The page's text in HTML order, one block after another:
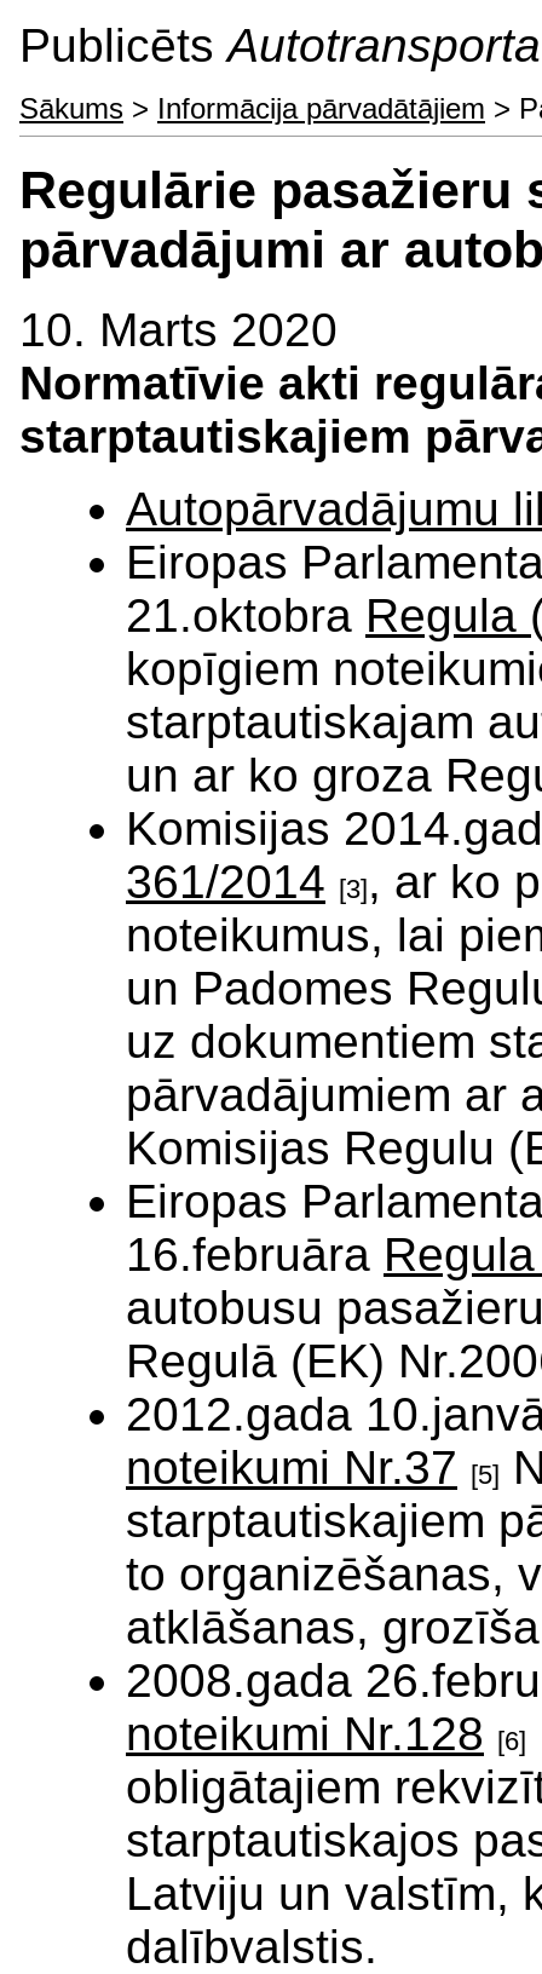
Publicēts
Sākums > Informācija pārvadātājiem >
Regulārie pasažieru
pārvadājumi ar
10. Marts 2020
Normatīvie akti
starptautiskajiem
Autopārvadājumu
Eiropas
21.oktobra Regula
kopīgiem
starptautiskajam
un ar ko groza
Komisijas
361/2014 [3], ar ko
noteikumus, lai
un Padomes
uz dokumentiem
pārvadājumiem ar
Komisijas Regulu
Eiropas
16.februāra
autobusu
Regulā (EK)
2012.gada
noteikumi Nr.37 [5]
starptautiskajiem
to organizēšanas,
atklāšanas,
2008.gada
noteikumi Nr.128 [6]
obligātajiem
starptautiskajos
Latviju un valstīm,
dalībvalstis.